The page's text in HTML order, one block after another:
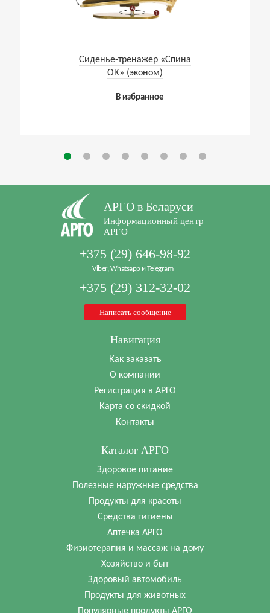
Cиденье-тренажер «Спина
ОК» (эконом)
В избранное
АРГО в Беларуси
Информационный центр
АРГО
+375 (29) 646-98-92
Viber, Whatsapp и Telegram
+375 (29) 312-32-02
Написать сообщение
Навигация
Как заказать
О компании
Регистрация в АРГО
Карта со скидкой
Контакты
Каталог АРГО
Здоровое питание
Полезные наружные средства
Продукты для красоты
Средства гигиены
Аптечка АРГО
Физиотерапия и массаж на дому
Хозяйство и быт
Здоровый автомобиль
Продукты для животных
Популярные продукты АРГО